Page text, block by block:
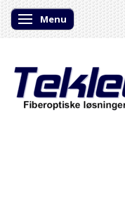
Skifte navigation
Menu